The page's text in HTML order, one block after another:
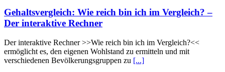
Gehaltsvergleich: Wie reich bin ich im Vergleich? –
Der interaktive Rechner
Der interaktive Rechner >>Wie reich bin ich im Vergleich?<<
ermöglicht es, den eigenen Wohlstand zu ermitteln und mit
verschiedenen Bevölkerungsgruppen zu [...]